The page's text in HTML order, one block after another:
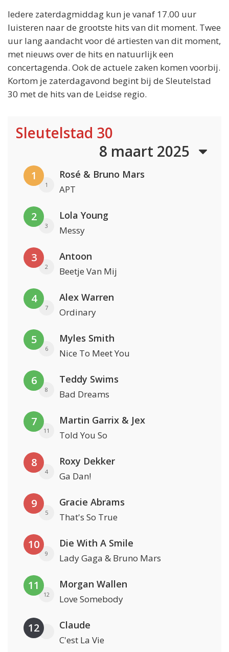
Iedere zaterdagmiddag kun je vanaf 17.00 uur
luisteren naar de grootste hits van dit moment. Twee
uur lang aandacht voor dé artiesten van dit moment,
met nieuws over de hits en natuurlijk een
concertagenda. Ook de actuele zaken komen voorbij.
Kortom je zaterdagavond begint bij de Sleutelstad
30 met de hits van de Leidse regio.
Sleutelstad 30
8 maart 2025
1
1
Rosé & Bruno Mars
APT
2
3
Lola Young
Messy
3
2
Antoon
Beetje Van Mij
4
7
Alex Warren
Ordinary
5
6
Myles Smith
Nice To Meet You
6
8
Teddy Swims
Bad Dreams
7
11
Martin Garrix & Jex
Told You So
8
4
Roxy Dekker
Ga Dan!
9
5
Gracie Abrams
That's So True
10
9
Die With A Smile
Lady Gaga & Bruno Mars
11
12
Morgan Wallen
Love Somebody
12 Claude
C'est La Vie